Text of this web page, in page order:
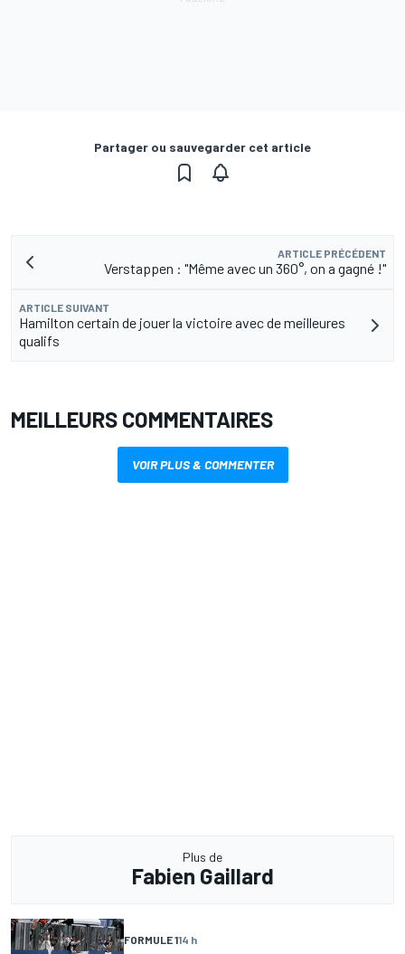
Partager ou sauvegarder cet article
ARTICLE PRÉCÉDENT
Verstappen : "Même avec un 360°, on a gagné !"
ARTICLE SUIVANT
Hamilton certain de jouer la victoire avec de meilleures
qualifs
MEILLEURS COMMENTAIRES
VOIR PLUS & COMMENTER
Plus de
Fabien Gaillard
FORMULE 114 h